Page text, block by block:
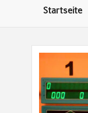
Startseite